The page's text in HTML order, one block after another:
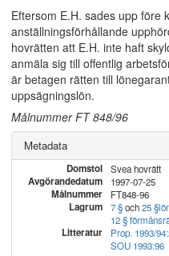
Eftersom E.H. sades upp före
anställningsförhållande
hovrätten att E.H. inte haft
anmäla sig till offentlig
är betagen rätten till
uppsägningslön.
Målnummer FT 848/96
Metadata
Domstol Svea hovrätt
Avgörandedatum 1997-07-25
Målnummer FT848-96
Lagrum 7 §och25 §
12 §
Litteratur
Prop. 1993/
SOU 1993:96